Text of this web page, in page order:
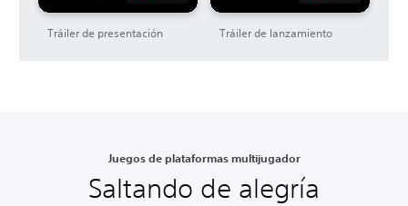
Tráiler de presentación Tráiler de lanzamiento
Juegos de plataformas multijugador
Saltando de alegría